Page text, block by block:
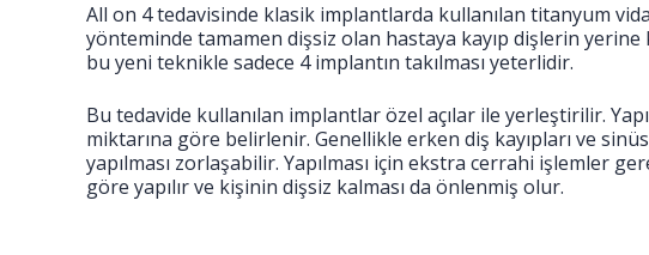
All on 4 tedavisinde klasik implantlarda kullanılan titanyum
yönteminde tamamen dişsiz olan hastaya kayıp dişlerin
bu yeni teknikle sadece 4 implantın takılması yeterlidir.
Bu tedavide kullanılan implantlar özel açılar ile yerleştirilir.
miktarına göre belirlenir. Genellikle erken diş kayıpları ve
yapılması zorlaşabilir. Yapılması için ekstra cerrahi işlemler
göre yapılır ve kişinin dişsiz kalması da önlenmiş olur.